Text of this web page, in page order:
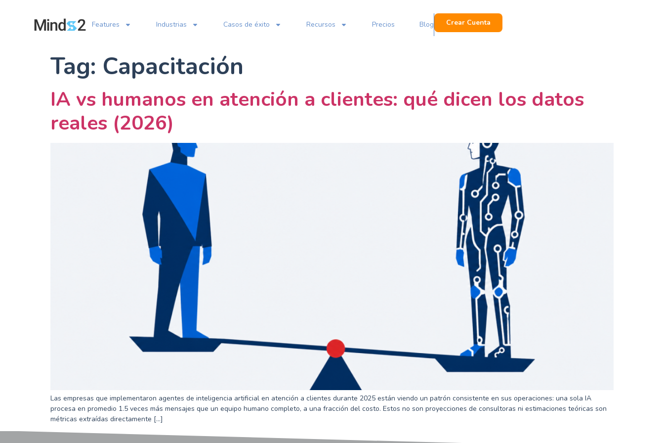
Features Industrias Casos de éxito Recursos Precios Blog Crear Cuenta
Tag: Capacitación
IA vs humanos en atención a clientes: qué dicen los datos
reales (2026)
Las empresas que implementaron agentes de inteligencia artificial en atención a clientes durante 2025 están viendo un patrón consistente en sus operaciones: una sola IA
procesa en promedio 1.5 veces más mensajes que un equipo humano completo, a una fracción del costo. Estos no son proyecciones de consultoras ni estimaciones teóricas son
métricas extraídas directamente […]